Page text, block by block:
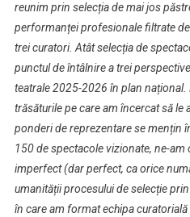
reunim prin selecția de mai jos
performanței profesionale filtrate
trei curatori. Atât selecția de
punctul de întâlnire a trei
teatrale 2025-2026 în plan național.
trăsăturile pe care am încercat să le
ponderi de reprezentare se mențin
150 de spectacole vizionate, ne-
imperfect (dar perfect, ca orice
umanității procesului de selecție
în care am format echipa curatorială